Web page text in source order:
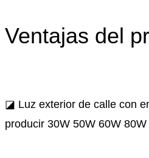
Ventajas del
◪ Luz exterior de calle con
producir 30W 50W 60W